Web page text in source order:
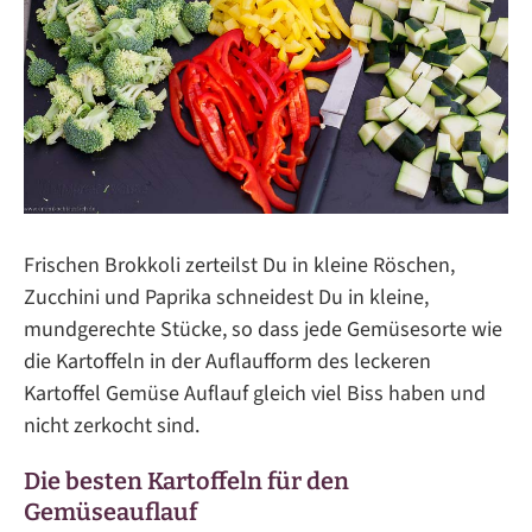
Frischen Brokkoli zerteilst Du in kleine Röschen,
Zucchini und Paprika schneidest Du in kleine,
mundgerechte Stücke, so dass jede Gemüsesorte wie
die Kartoffeln in der Auflaufform des leckeren
Kartoffel Gemüse Auflauf gleich viel Biss haben und
nicht zerkocht sind.
Die besten Kartoffeln für den
Gemüseauflauf